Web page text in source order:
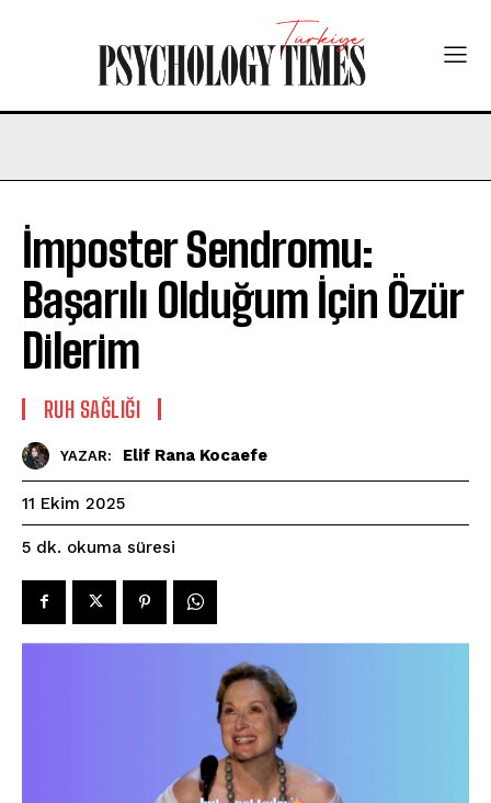
İmposter Sendromu:
Başarılı Olduğum İçin Özür
Dilerim
⁠RUH SAĞLIĞI
YAZAR: Elif Rana Kocaefe
11 Ekim 2025
5 dk. okuma süresi